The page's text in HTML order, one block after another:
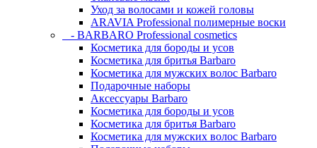
Уход за волосами и кожей головы
ARAVIA Professional полимерные воски
- BARBARO Professional cosmetics
Косметика для бороды и усов
Косметика для бритья Barbaro
Косметика для мужских волос Barbaro
Подарочные наборы
Аксессуары Barbaro
Косметика для бороды и усов
Косметика для бритья Barbaro
Косметика для мужских волос Barbaro